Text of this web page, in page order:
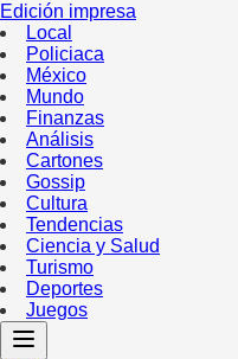
Edición impresa
Local
Policiaca
México
Mundo
Finanzas
Análisis
Cartones
Gossip
Cultura
Tendencias
Ciencia y Salud
Turismo
Deportes
Juegos